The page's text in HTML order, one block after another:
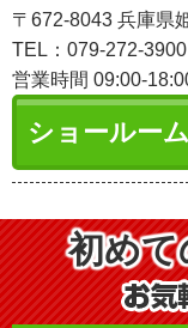
〒672-8043 兵庫県
TEL：079-272-
営業時間 09:00-
ショールー
初めて